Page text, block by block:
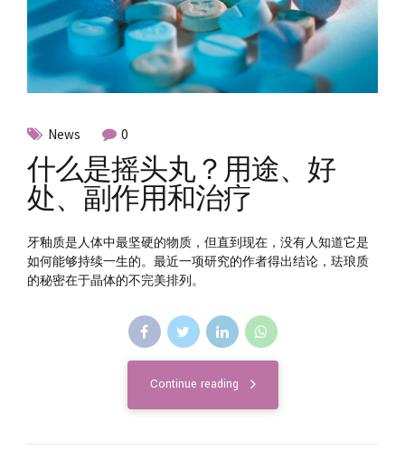
News 0
什么是摇头丸？用途、好
处、副作用和治疗
牙釉质是人体中最坚硬的物质，但直到现在，没有人知道它是
如何能够持续一生的。最近一项研究的作者得出结论，珐琅质
的秘密在于晶体的不完美排列。
Continue reading